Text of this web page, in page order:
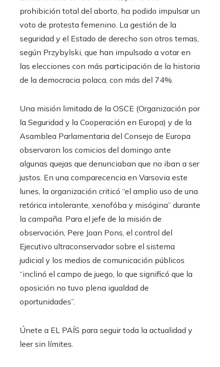
prohibición total del aborto, ha podido impulsar un
voto de protesta femenino. La gestión de la
seguridad y el Estado de derecho son otros temas,
según Przybylski, que han impulsado a votar en
las elecciones con más participación de la historia
de la democracia polaca, con más del 74%.
Una misión limitada de la OSCE (Organización por
la Seguridad y la Cooperación en Europa) y de la
Asamblea Parlamentaria del Consejo de Europa
observaron los comicios del domingo ante
algunas quejas que denunciaban que no iban a ser
justos. En una comparecencia en Varsovia este
lunes, la organización criticó “el amplio uso de una
retórica intolerante, xenofóba y misógina” durante
la campaña. Para el jefe de la misión de
observación, Pere Joan Pons, el control del
Ejecutivo ultraconservador sobre el sistema
judicial y los medios de comunicación públicos
“inclinó el campo de juego, lo que significó que la
oposición no tuvo plena igualdad de
oportunidades”.
Únete a EL PAÍS para seguir toda la actualidad y
leer sin límites.